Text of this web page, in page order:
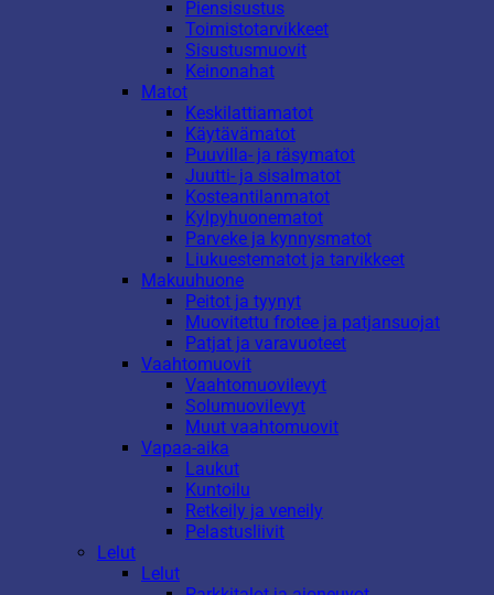
Piensisustus
Toimistotarvikkeet
Sisustusmuovit
Keinonahat
Matot
Keskilattiamatot
Käytävämatot
Puuvilla- ja räsymatot
Juutti- ja sisalmatot
Kosteantilanmatot
Kylpyhuonematot
Parveke ja kynnysmatot
Liukuestematot ja tarvikkeet
Makuuhuone
Peitot ja tyynyt
Muovitettu frotee ja patjansuojat
Patjat ja varavuoteet
Vaahtomuovit
Vaahtomuovilevyt
Solumuovilevyt
Muut vaahtomuovit
Vapaa-aika
Laukut
Kuntoilu
Retkeily ja veneily
Pelastusliivit
Lelut
Lelut